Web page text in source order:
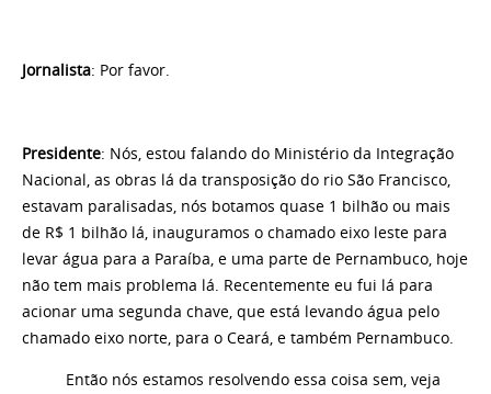
Jornalista: Por favor.
Presidente: Nós, estou falando do Ministério da Integração
Nacional, as obras lá da transposição do rio São Francisco,
estavam paralisadas, nós botamos quase 1 bilhão ou mais
de R$ 1 bilhão lá, inauguramos o chamado eixo leste para
levar água para a Paraíba, e uma parte de Pernambuco, hoje
não tem mais problema lá. Recentemente eu fui lá para
acionar uma segunda chave, que está levando água pelo
chamado eixo norte, para o Ceará, e também Pernambuco.
Então nós estamos resolvendo essa coisa sem, veja